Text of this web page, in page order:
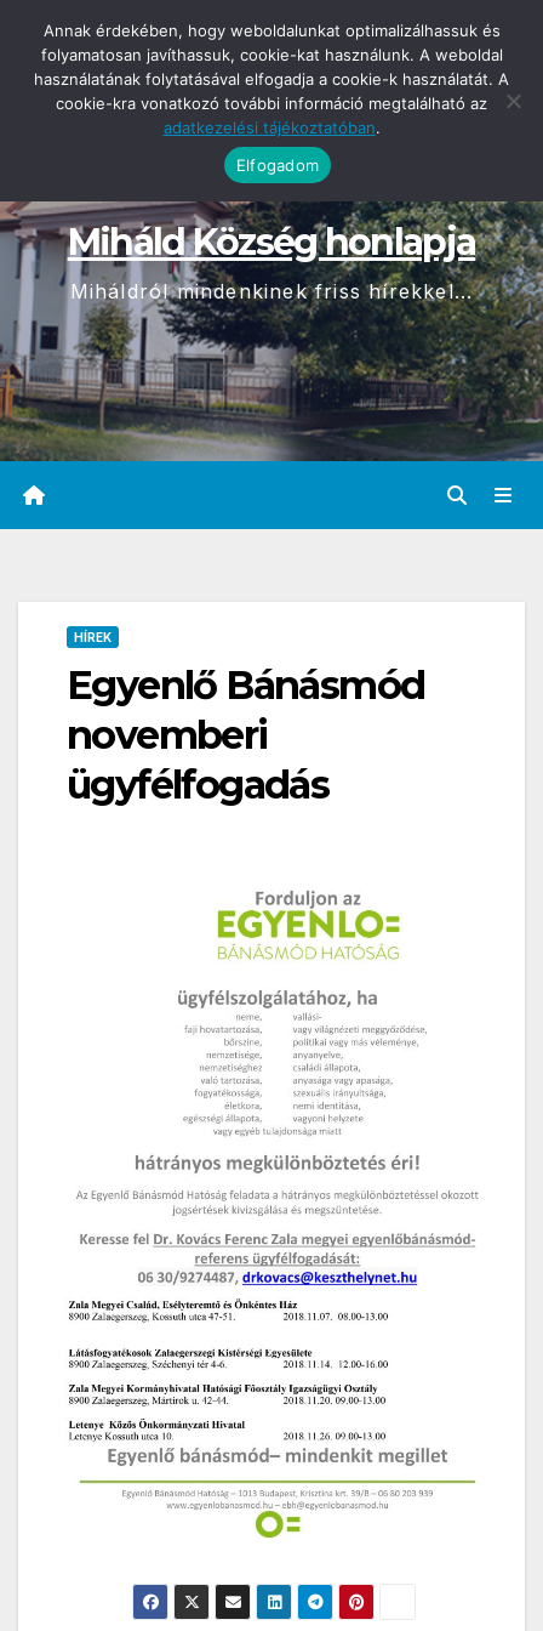
content
2026-08-08 08:52
Miháld Község honlapja
Miháldról mindenkinek friss hírekkel...
HÍREK
Egyenlő Bánásmód
novemberi
ügyfélfogadás
Annak érdekében, hogy weboldalunkat optimalizálhassuk és
folyamatosan javíthassuk, cookie-kat használunk. A weboldal
használatának folytatásával elfogadja a cookie-k használatát. A
cookie-kra vonatkozó további információ megtalálható az
adatkezelési tájékoztatóban.
Elfogadom